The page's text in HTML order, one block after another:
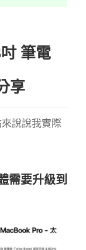
筆電
享
說說我實際
需要升級到